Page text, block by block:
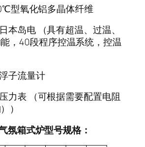
型氧化铝多晶体纤维
本岛电 （具有超温、过温、
，40段程序控温系统，控温
子流量计
力表 （可根据需要配置电阻
）
氛箱式炉型号规格：